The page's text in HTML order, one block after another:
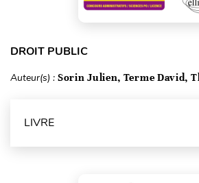
DROIT PUBLIC
Auteur(s) : Sorin Julien, Terme David,
LIVRE